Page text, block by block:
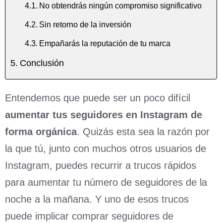
No obtendrás ningún compromiso significativo
Sin retorno de la inversión
Empañarás la reputación de tu marca
Conclusión
Entendemos que puede ser un poco difícil
aumentar tus seguidores en Instagram de
forma orgánica. Quizás esta sea la razón por
la que tú, junto con muchos otros usuarios de
Instagram, puedes recurrir a trucos rápidos
para aumentar tu número de seguidores de la
noche a la mañana. Y uno de esos trucos
puede implicar comprar seguidores de